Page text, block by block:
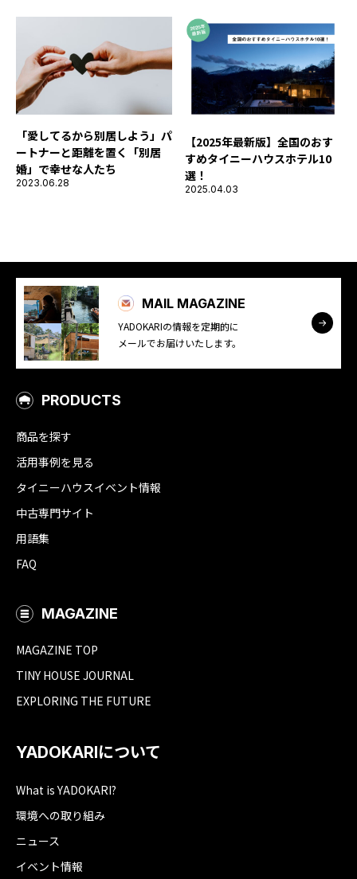
「愛してるから別居しよう」パ
ートナーと距離を置く「別居
婚」で幸せな人たち
2023.06.28
【2025年最新版】全国のおす
すめタイニーハウスホテル10
選！
2025.04.03
MAIL MAGAZINE
YADOKARIの情報を定期的に
メールでお届けいたします。
PRODUCTS
商品を探す
活用事例を見る
タイニーハウスイベント情報
中古専門サイト
用語集
FAQ
MAGAZINE
MAGAZINE TOP
TINY HOUSE JOURNAL
EXPLORING THE FUTURE
YADOKARIについて
What is YADOKARI?
環境への取り組み
ニュース
イベント情報